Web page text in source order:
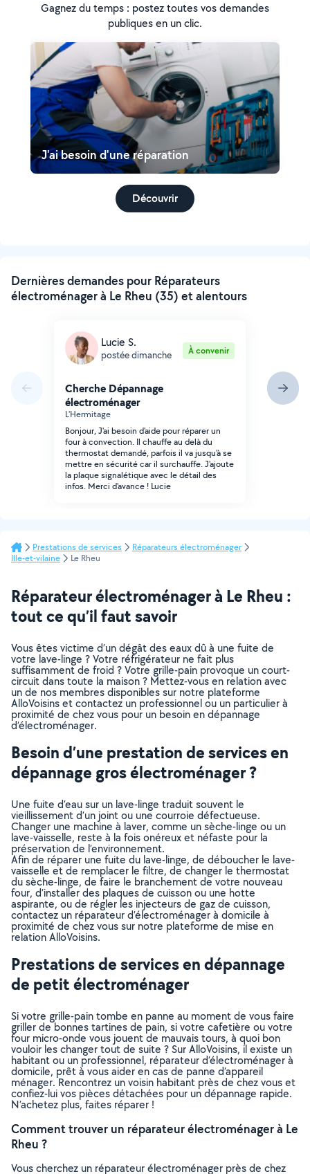
Gagnez du temps : postez toutes vos demandes
publiques en un clic.
J'ai besoin d'une réparation
Découvrir
Dernières demandes pour Réparateurs
électroménager à Le Rheu (35) et alentours
Lucie S.
postée dimanche À convenir
Cherche Dépannage
électroménager
L'Hermitage
Bonjour, J'ai besoin d'aide pour réparer un
four à convection. Il chauffe au delà du
thermostat demandé, parfois il va jusqu'à se
mettre en sécurité car il surchauffe. J'ajoute
la plaque signalétique avec le détail des
infos. Merci d'avance ! Lucie
Prestations de services
Réparateurs électroménager
Ille-et-vilaine
Le Rheu
Réparateur électroménager à Le Rheu :
tout ce qu’il faut savoir
Vous êtes victime d’un dégât des eaux dû à une fuite de
votre lave-linge ? Votre réfrigérateur ne fait plus
suffisamment de froid ? Votre grille-pain provoque un court-
circuit dans toute la maison ? Mettez-vous en relation avec
un de nos membres disponibles sur notre plateforme
AlloVoisins et contactez un professionnel ou un particulier à
proximité de chez vous pour un besoin en dépannage
d’électroménager.
Besoin d’une prestation de services en
dépannage gros électroménager ?
Une fuite d’eau sur un lave-linge traduit souvent le
vieillissement d’un joint ou une courroie défectueuse.
Changer une machine à laver, comme un sèche-linge ou un
lave-vaisselle, reste à la fois onéreux et néfaste pour la
préservation de l’environnement.
Afin de réparer une fuite du lave-linge, de déboucher le lave-
vaisselle et de remplacer le filtre, de changer le thermostat
du sèche-linge, de faire le branchement de votre nouveau
four, d’installer des plaques de cuisson ou une hotte
aspirante, ou de régler les injecteurs de gaz de cuisson,
contactez un réparateur d’électroménager à domicile à
proximité de chez vous sur notre plateforme de mise en
relation AlloVoisins.
Prestations de services en dépannage
de petit électroménager
Si votre grille-pain tombe en panne au moment de vous faire
griller de bonnes tartines de pain, si votre cafetière ou votre
four micro-onde vous jouent de mauvais tours, à quoi bon
vouloir les changer tout de suite ? Sur AlloVoisins, il existe un
habitant ou un professionnel, réparateur d’électroménager à
domicile, prêt à vous aider en cas de panne d’appareil
ménager. Rencontrez un voisin habitant près de chez vous et
confiez-lui vos pièces détachées pour un dépannage rapide.
N’achetez plus, faites réparer !
Comment trouver un réparateur électroménager à Le
Rheu ?
Vous cherchez un réparateur électroménager près de chez